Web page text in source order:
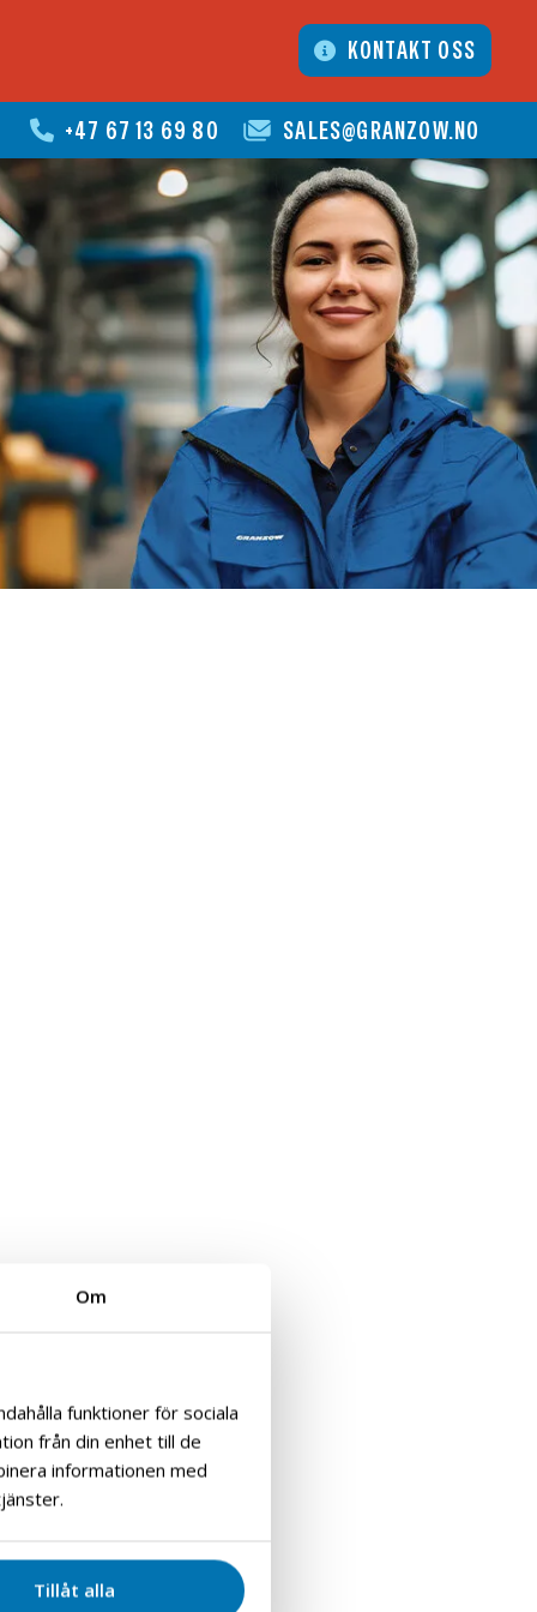
Om
funktioner för sociala
från din enhet till de
informationen med
Tillåt alla
KONTAKT OSS
+47 67 13 69 80 SALES@GRANZOW.NO